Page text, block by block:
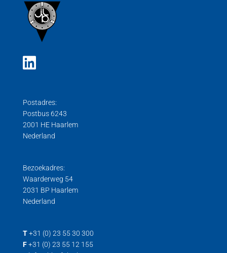
Postadres:
Postbus 6243
2001 HE Haarlem
Nederland
Bezoekadres:
Waarderweg 54
2031 BP Haarlem
Nederland
T +31 (0) 23 55 30 300
F +31 (0) 23 55 12 155